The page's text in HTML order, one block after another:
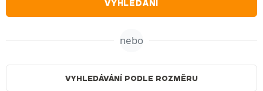
VYHLEDÁNÍ
nebo
VYHLEDÁVÁNÍ PODLE ROZMĚRU